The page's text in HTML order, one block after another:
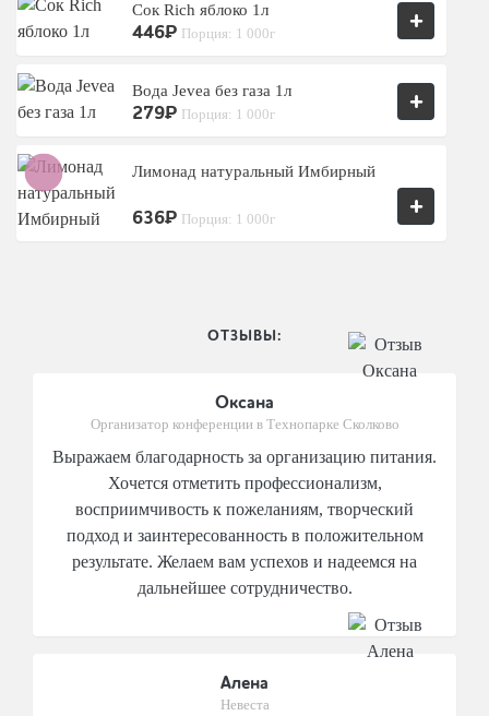
Сок Rich яблоко 1л
446₽ Порция: 1 000г +
Вода Jevea без газа 1л
279₽ Порция: 1 000г +
Лимонад натуральный Имбирный
636₽ Порция: 1 000г +
ОТЗЫВЫ:
Оксана
Организатор конференции в Технопарке Сколково
Выражаем благодарность за организацию питания.
Хочется отметить профессионализм,
восприимчивость к пожеланиям, творческий
подход и заинтересованность в положительном
результате. Желаем вам успехов и надеемся на
дальнейшее сотрудничество.
Алена
Невеста